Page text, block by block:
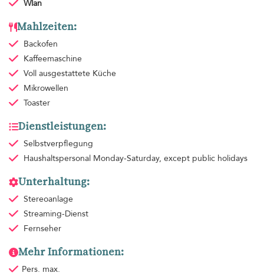
Wlan
Mahlzeiten:
Backofen
Kaffeemaschine
Voll ausgestattete Küche
Mikrowellen
Toaster
Dienstleistungen:
Selbstverpflegung
Haushaltspersonal Monday-Saturday, except public holidays
Unterhaltung:
Stereoanlage
Streaming-Dienst
Fernseher
Mehr Informationen:
Pers. max.